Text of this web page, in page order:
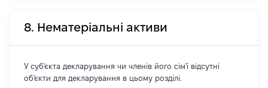
8. Нематеріальні активи
У суб'єкта декларування чи членів його сім'ї відсутні
об'єкти для декларування в цьому розділі.